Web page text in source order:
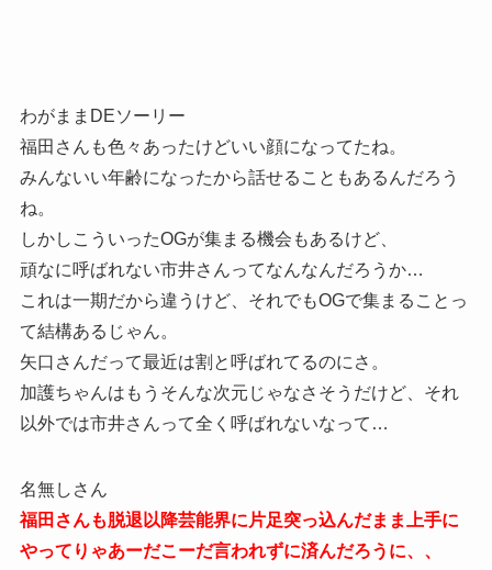
わがままDEソーリー
福田さんも色々あったけどいい顔になってたね。
みんないい年齢になったから話せることもあるんだろう
ね。
しかしこういったOGが集まる機会もあるけど、
頑なに呼ばれない市井さんってなんなんだろうか…
これは一期だから違うけど、それでもOGで集まることっ
て結構あるじゃん。
矢口さんだって最近は割と呼ばれてるのにさ。
加護ちゃんはもうそんな次元じゃなさそうだけど、それ
以外では市井さんって全く呼ばれないなって…
名無しさん
福田さんも脱退以降芸能界に片足突っ込んだまま上手に
やってりゃあーだこーだ言われずに済んだろうに、、